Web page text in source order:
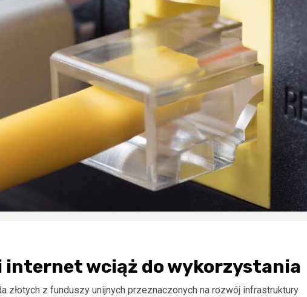
internet wciąż do wykorzystania
złotych z funduszy unijnych przeznaczonych na rozwój infrastruktury